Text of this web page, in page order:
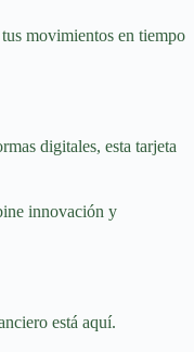
movimientos en tiempo
digitales, esta tarjeta
innovación y
está aquí.